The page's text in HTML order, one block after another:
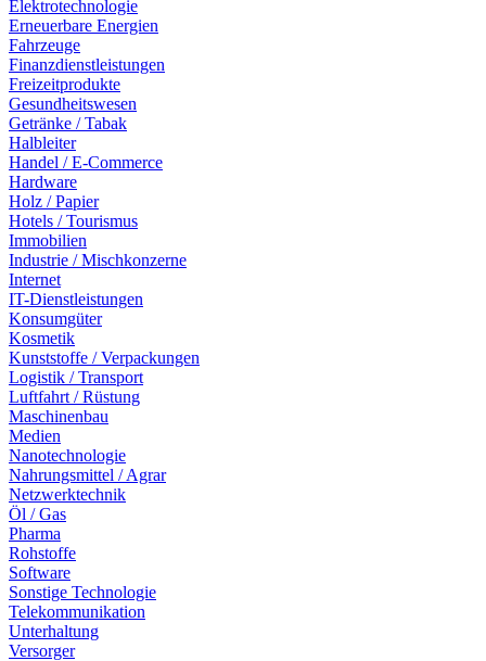
Elektrotechnologie
Erneuerbare Energien
Fahrzeuge
Finanzdienstleistungen
Freizeitprodukte
Gesundheitswesen
Getränke / Tabak
Halbleiter
Handel / E-Commerce
Hardware
Holz / Papier
Hotels / Tourismus
Immobilien
Industrie / Mischkonzerne
Internet
IT-Dienstleistungen
Konsumgüter
Kosmetik
Kunststoffe / Verpackungen
Logistik / Transport
Luftfahrt / Rüstung
Maschinenbau
Medien
Nanotechnologie
Nahrungsmittel / Agrar
Netzwerktechnik
Öl / Gas
Pharma
Rohstoffe
Software
Sonstige Technologie
Telekommunikation
Unterhaltung
Versorger